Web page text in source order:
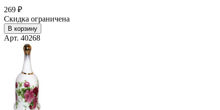
269 ₽
Скидка ограничена
В корзину
Арт. 40268